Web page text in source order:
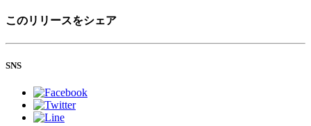
このリリースをシェア
SNS